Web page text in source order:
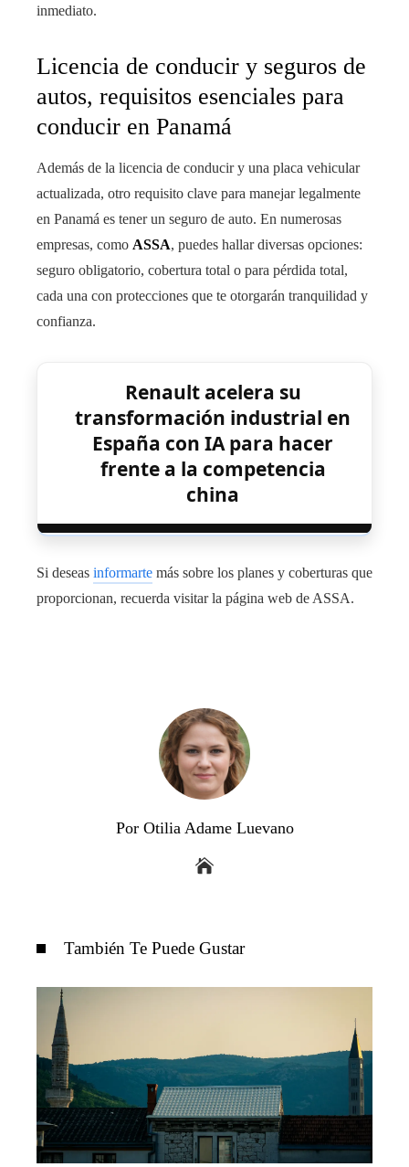
inmediato.
Licencia de conducir y seguros de
autos, requisitos esenciales para
conducir en Panamá
Además de la licencia de conducir y una placa vehicular
actualizada, otro requisito clave para manejar legalmente
en Panamá es tener un seguro de auto. En numerosas
empresas, como ASSA, puedes hallar diversas opciones:
seguro obligatorio, cobertura total o para pérdida total,
cada una con protecciones que te otorgarán tranquilidad y
confianza.
Renault acelera su
transformación industrial en
España con IA para hacer
frente a la competencia
china
Si deseas informarte más sobre los planes y coberturas que
proporcionan, recuerda visitar la página web de ASSA.
Por Otilia Adame Luevano
También Te Puede Gustar